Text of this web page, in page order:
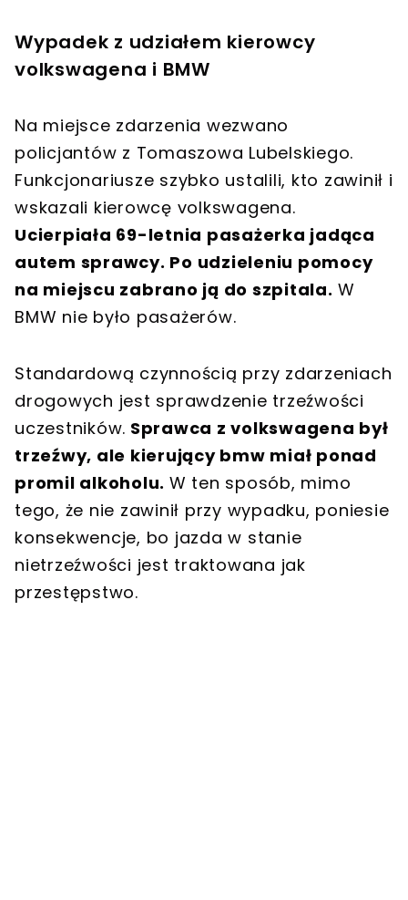
Wypadek z udziałem kierowcy
volkswagena i BMW
Na miejsce zdarzenia wezwano
policjantów z Tomaszowa Lubelskiego.
Funkcjonariusze szybko ustalili, kto zawinił i
wskazali kierowcę volkswagena.
Ucierpiała 69-letnia pasażerka jadąca
autem sprawcy. Po udzieleniu pomocy
na miejscu zabrano ją do szpitala. W
BMW nie było pasażerów.
Standardową czynnością przy zdarzeniach
drogowych jest sprawdzenie trzeźwości
uczestników. Sprawca z volkswagena był
trzeźwy, ale kierujący bmw miał ponad
promil alkoholu. W ten sposób, mimo
tego, że nie zawinił przy wypadku, poniesie
konsekwencje, bo jazda w stanie
nietrzeźwości jest traktowana jak
przestępstwo.